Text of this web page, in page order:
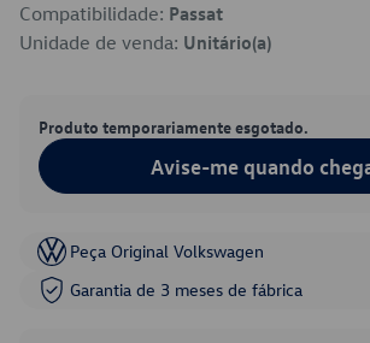
Compatibilidade: Passat
Unidade de venda: Unitário(a)
Produto temporariamente esgotado.
Avise-me quando
Peça Original Volkswagen
Garantia de 3 meses de fábrica